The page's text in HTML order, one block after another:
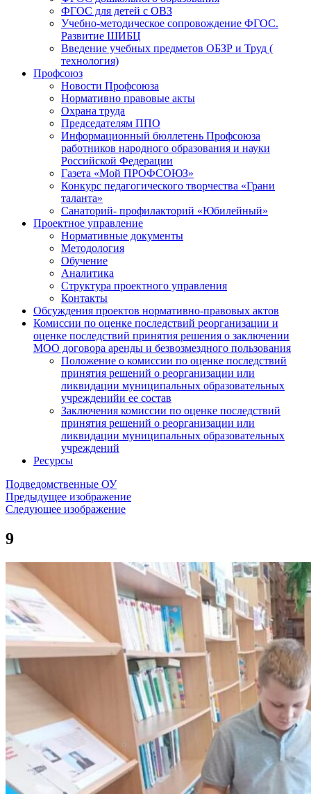
ФГОС для детей с ОВЗ
Учебно-методическое сопровождение ФГОС.
Развитие ШИБЦ
Введение учебных предметов ОБЗР и Труд (
технология)
Профсоюз
Новости Профсоюза
Нормативно правовые акты
Охрана труда
Председателям ППО
Информационный бюллетень Профсоюза
работников народного образования и науки
Российской Федерации
Газета «Мой ПРОФСОЮЗ»
Конкурс педагогического творчества «Грани
таланта»
Санаторий- профилакторий «Юбилейный»
Проектное управление
Нормативные документы
Методология
Обучение
Аналитика
Структура проектного управления
Контакты
Обсуждения проектов нормативно-правовых актов
Комиссии по оценке последствий реорганизации и
оценке последствий принятия решения о заключении
МОО договора аренды и безвозмездного пользования
Положение о комиссии по оценке последствий
принятия решений о реорганизации или
ликвидации муниципальных образовательных
учрежденийи ее состав
Заключения комиссии по оценке последствий
принятия решений о реорганизации или
ликвидации муниципальных образовательных
учреждений
Ресурсы
Подведомственные ОУ
Предыдущее изображение
Следующее изображение
9